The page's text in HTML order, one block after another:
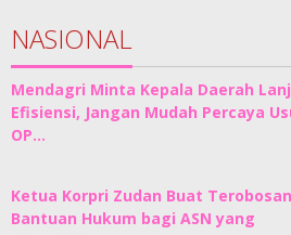
NASIONAL
Mendagri Minta Kepala Daerah
Efisiensi, Jangan Mudah Percaya
OP…
Ketua Korpri Zudan Buat Terobosan
Bantuan Hukum bagi ASN yang